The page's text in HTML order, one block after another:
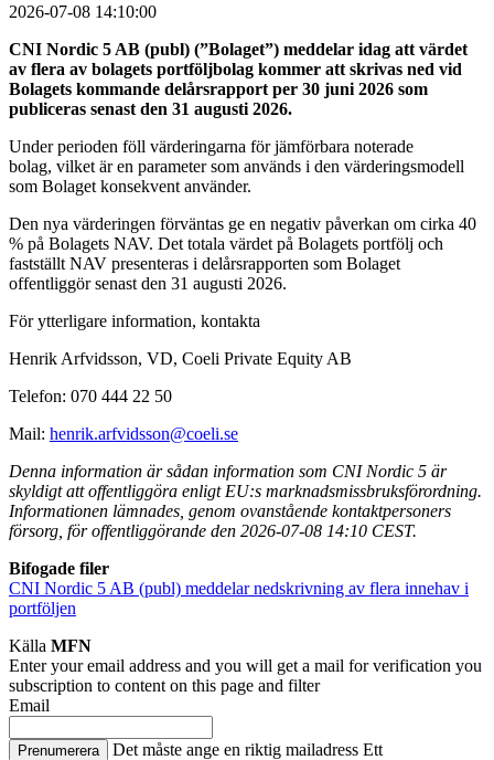
2026-07-08 14:10:00
CNI Nordic 5 AB (publ) (”Bolaget”) meddelar idag att värdet
av flera av bolagets portföljbolag kommer att skrivas ned vid
Bolagets kommande delårsrapport per 30 juni 2026 som
publiceras senast den 31 augusti 2026.
Under perioden föll värderingarna för jämförbara noterade
bolag, vilket är en parameter som används i den värderingsmodell
som Bolaget konsekvent använder.
Den nya värderingen förväntas ge en negativ påverkan om cirka 40
% på Bolagets NAV. Det totala värdet på Bolagets portfölj och
fastställt NAV presenteras i delårsrapporten som Bolaget
offentliggör senast den 31 augusti 2026.
För ytterligare information, kontakta
Henrik Arfvidsson, VD, Coeli Private Equity AB
Telefon: 070 444 22 50
Mail: henrik.arfvidsson@coeli.se
Denna information är sådan information som CNI Nordic 5 är
skyldigt att offentliggöra enligt EU:s marknadsmissbruksförordning.
Informationen lämnades, genom ovanstående kontaktpersoners
försorg, för offentliggörande den 2026-07-08 14:10 CEST.
Bifogade filer
CNI Nordic 5 AB (publ) meddelar nedskrivning av flera innehav i
portföljen
Källa MFN
Enter your email address and you will get a mail for verification you
subscription to content on this page and filter
Email
Prenumerera Det måste ange en riktig mailadress Ett